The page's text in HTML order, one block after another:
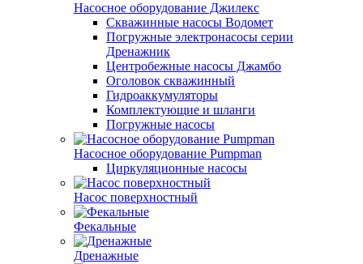
Насосное оборудование Джилекс
Скважинные насосы Водомет
Погружные электронасосы серии
Дренажник
Центробежные насосы Джамбо
Оголовок скважинный
Гидроаккумуляторы
Комплектующие и шланги
Погружные насосы
Насосное оборудование Pumpman
Циркуляционные насосы
Насос поверхностный
Фекальные
Дренажные